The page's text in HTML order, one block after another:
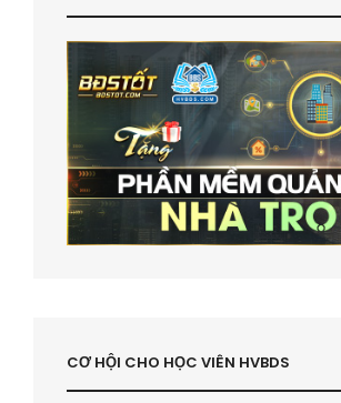
CƠ HỘI CHO HỌC VIÊN HVBDS